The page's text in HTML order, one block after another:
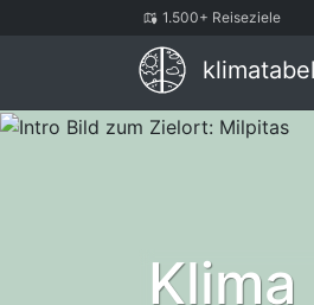
1.500+ Reiseziele